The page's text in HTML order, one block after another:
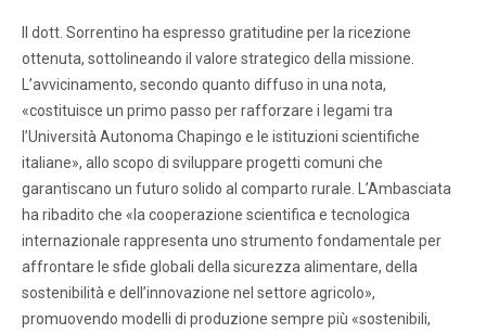
Il dott. Sorrentino ha espresso gratitudine per la ricezione
ottenuta, sottolineando il valore strategico della missione.
L’avvicinamento, secondo quanto diffuso in una nota,
«costituisce un primo passo per rafforzare i legami tra
l’Università Autonoma Chapingo e le istituzioni scientifiche
italiane», allo scopo di sviluppare progetti comuni che
garantiscano un futuro solido al comparto rurale. L’Ambasciata
ha ribadito che «la cooperazione scientifica e tecnologica
internazionale rappresenta uno strumento fondamentale per
affrontare le sfide globali della sicurezza alimentare, della
sostenibilità e dell’innovazione nel settore agricolo»,
promuovendo modelli di produzione sempre più «sostenibili,